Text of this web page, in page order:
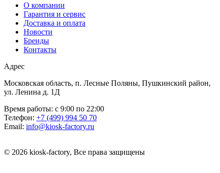
О компании
Гарантия и сервис
Доставка и оплата
Новости
Бренды
Контакты
Адрес
Московская область, п. Лесные Поляны, Пушкинский район,
ул. Ленина д. 1Д
Время работы: с 9:00 по 22:00
Телефон: +7 (499) 994 50 70
Email: info@kiosk-factory.ru
© 2026 kiosk-factory, Все права защищены